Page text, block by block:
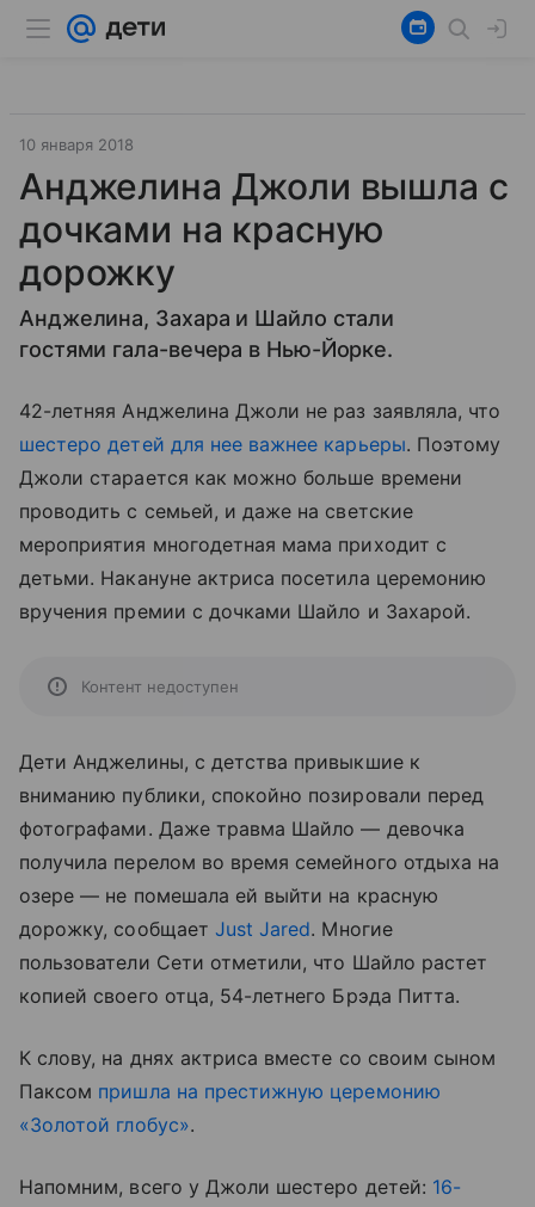
10 января 2018
Анджелина Джоли вышла с
дочками на красную
дорожку
Анджелина, Захара и Шайло стали
гостями гала-вечера в Нью-Йорке.
42-летняя Анджелина Джоли не раз заявляла, что
шестеро детей для нее важнее карьеры. Поэтому
Джоли старается как можно больше времени
проводить с семьей, и даже на светские
мероприятия многодетная мама приходит с
детьми. Накануне актриса посетила церемонию
вручения премии с дочками Шайло и Захарой.
Контент недоступен
Дети Анджелины, с детства привыкшие к
вниманию публики, спокойно позировали перед
фотографами. Даже травма Шайло — девочка
получила перелом во время семейного отдыха на
озере — не помешала ей выйти на красную
дорожку, сообщает Just Jared. Многие
пользователи Сети отметили, что Шайло растет
копией своего отца, 54-летнего Брэда Питта.
К слову, на днях актриса вместе со своим сыном
Паксом пришла на престижную церемонию
«Золотой глобус».
Напомним, всего у Джоли шестеро детей: 16-